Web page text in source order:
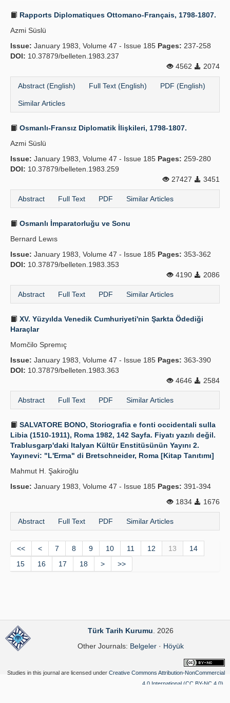
Rapports Diplomatiques Ottomano-Français, 1798-1807.
Azmi Süslü
Issue: January 1983, Volume 47 - Issue 185 Pages: 237-258
DOI: 10.37879/belleten.1983.237
4562
2074
Abstract (English) Full Text (English) PDF (English)
Similar Articles
Osmanlı-Fransız Diplomatik İlişkileri, 1798-1807.
Azmi Süslü
Issue: January 1983, Volume 47 - Issue 185 Pages: 259-280
DOI: 10.37879/belleten.1983.259
27427
3451
Abstract Full Text PDF Similar Articles
Osmanlı İmparatorluğu ve Sonu
Bernard Lewıs
Issue: January 1983, Volume 47 - Issue 185 Pages: 353-362
DOI: 10.37879/belleten.1983.353
4190
2086
Abstract Full Text PDF Similar Articles
XV. Yüzyılda Venedik Cumhuriyeti'nin Şarkta Ödediği
Haraçlar
Momčilo Spremıç
Issue: January 1983, Volume 47 - Issue 185 Pages: 363-390
DOI: 10.37879/belleten.1983.363
4646
2584
Abstract Full Text PDF Similar Articles
SALVATORE BONO, Storiografia e fonti occidentali sulla
Libia (1510-1911), Roma 1982, 142 Sayfa. Fiyatı yazılı değil.
Trablusgarp'daki Italyan Kültür Enstitüsünün Yayını 2.
Yayınevi: "L'Erma" di Bretschneider, Roma [Kitap Tanıtımı]
Mahmut H. Şakiroğlu
Issue: January 1983, Volume 47 - Issue 185 Pages: 391-394
1834
1676
Abstract Full Text PDF Similar Articles
<< < 7 8 9 10 11 12 13
14
15
16 17 18 > >>
Türk Tarih Kurumu . 2026
Other Journals: Belgeler· Höyük
Studies in this journal are licensed under Creative Commons Attribution-NonCommercial
4.0 International (CC BY-NC 4.0)